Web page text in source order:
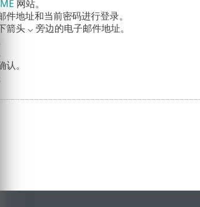
网站。
件地址和当前密码进行登录。
箭头 ⌵ 旁边的电子邮件地址。
。